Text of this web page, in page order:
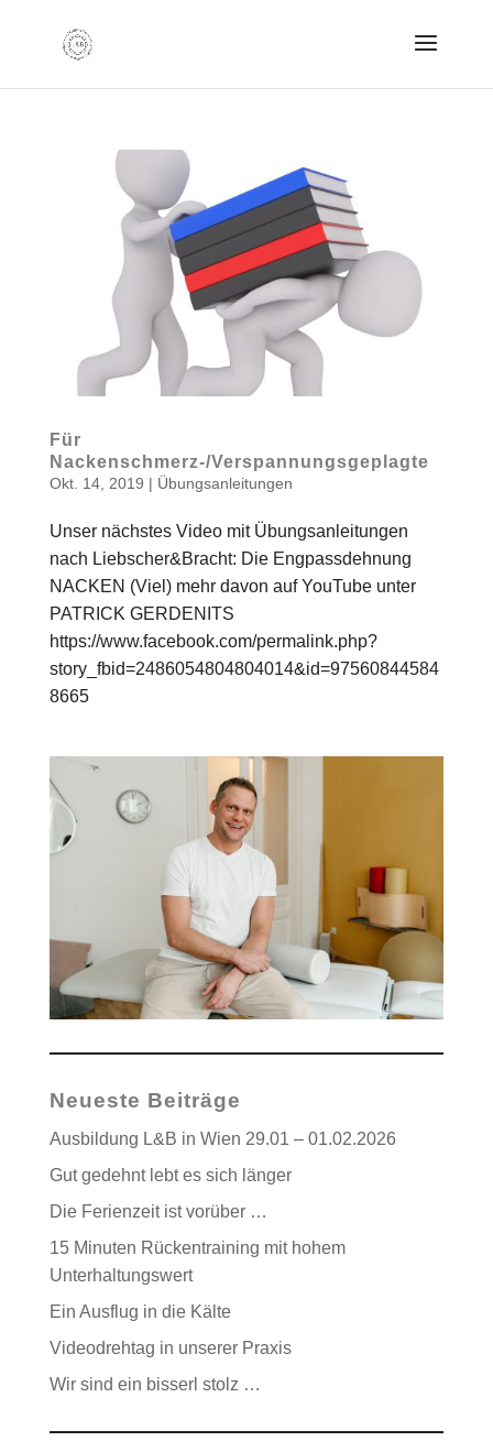
Für
Nackenschmerz-/Verspannungsgeplagte
Okt. 14, 2019 | Übungsanleitungen
Unser nächstes Video mit Übungsanleitungen
nach Liebscher&Bracht: Die Engpassdehnung
NACKEN (Viel) mehr davon auf YouTube unter
PATRICK GERDENITS
https://www.facebook.com/permalink.php?
story_fbid=2486054804804014&id=97560844584
8665
Neueste Beiträge
Ausbildung L&B in Wien 29.01 – 01.02.2026
Gut gedehnt lebt es sich länger
Die Ferienzeit ist vorüber …
15 Minuten Rückentraining mit hohem
Unterhaltungswert
Ein Ausflug in die Kälte
Videodrehtag in unserer Praxis
Wir sind ein bisserl stolz …